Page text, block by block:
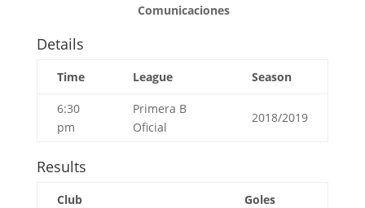
Comunicaciones
Details
Time League Season
6:30
pm
Primera B
Oficial
2018/2019
Results
Club Goles